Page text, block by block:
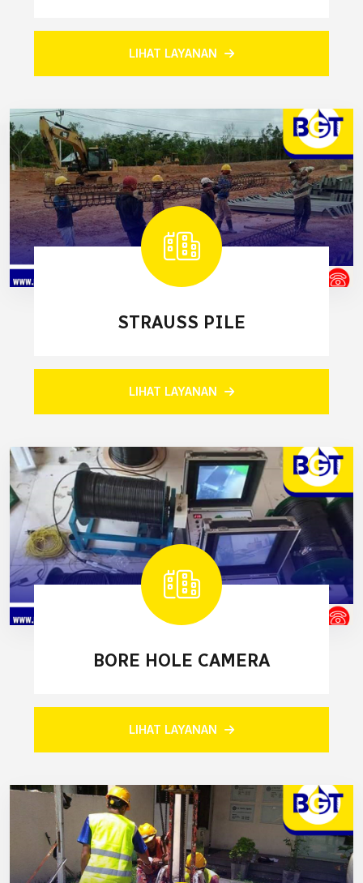
LIHAT LAYANAN
STRAUSS PILE
LIHAT LAYANAN
BORE HOLE CAMERA
LIHAT LAYANAN